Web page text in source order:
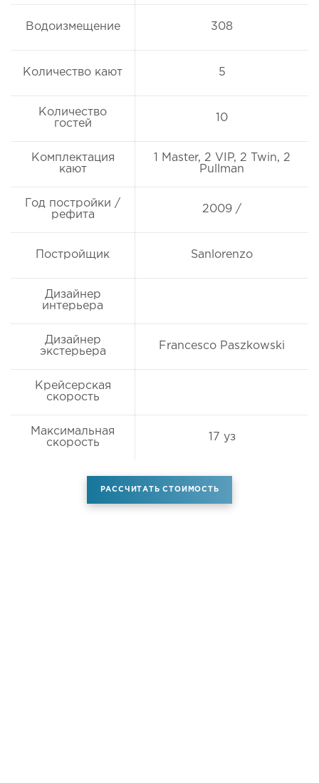
Водоизмещение 308
Количество кают 5
Количество
гостей
10
Комплектация
кают
1 Master, 2 VIP, 2 Twin, 2
Pullman
Год постройки /
рефита
2009 /
Постройщик Sanlorenzo
Дизайнер
интерьера
Дизайнер
экстерьера
Francesco Paszkowski
Крейсерская
скорость
Максимальная
скорость
17 уз
РАССЧИТАТЬ СТОИМОСТЬ